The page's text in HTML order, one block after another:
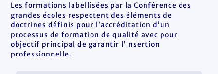
Les formations labellisées par la Conférence des
grandes écoles respectent des éléments de
doctrines définis pour l’accréditation d’un
processus de formation de qualité avec pour
objectif principal de garantir l’insertion
professionnelle.